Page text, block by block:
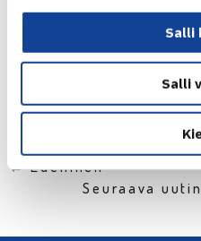
Salli
Salli
Joel
← Edellinen
Seuraava